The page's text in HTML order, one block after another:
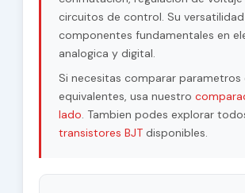
circuitos de control. Su
componentes fundamentales en
analogica y digital.
Si necesitas comparar parametros
equivalentes, usa nuestro
lado. Tambien podes explorar
transistores BJTdisponibles.